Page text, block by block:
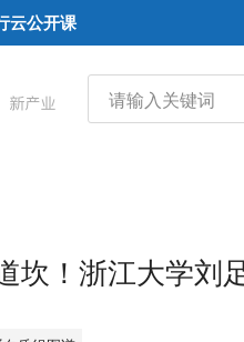
云公开课
坎！浙江大学刘